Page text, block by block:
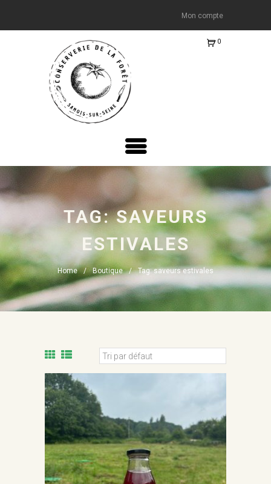
Mon compte
0
TAG: SAVEURS
ESTIVALES
Home Boutique Tag: saveurs estivales